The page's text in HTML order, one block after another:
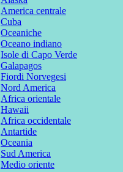
America centrale
Cuba
Oceaniche
Oceano indiano
Isole di Capo Verde
Galapagos
Fiordi Norvegesi
Nord America
Africa orientale
Hawaii
Africa occidentale
Antartide
Oceania
Sud America
Medio oriente